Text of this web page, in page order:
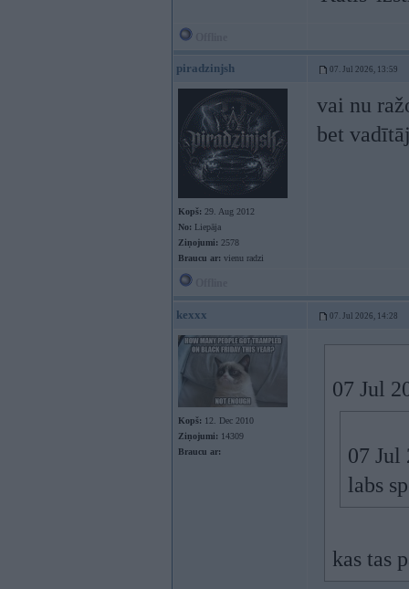
piradzinjsh 07. Jul 2026, 13:59
Kopš: 29. Aug 2012
No: Liepāja
Ziņojumi: 2578
Braucu ar: vienu radzi
vai nu
bet
kexxx 07. Jul 2026, 14:28
Kopš: 12. Dec 2010
Ziņojumi: 14309
Braucu ar:
07 Jul
07 Jul
labs
kas tas